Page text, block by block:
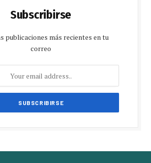
Subscribirse
publicaciones más recientes en tu
correo